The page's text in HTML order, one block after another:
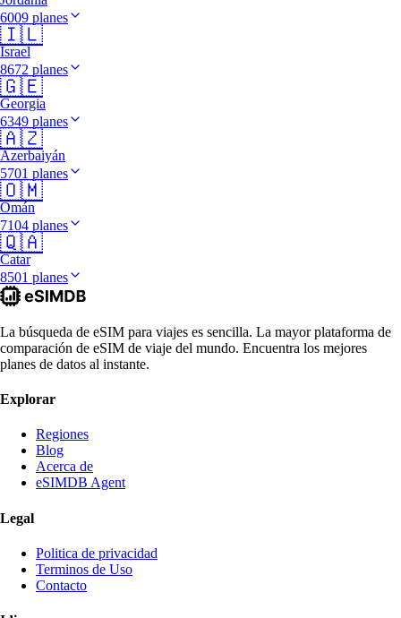
6009 planes
🇮🇱
Israel
8672 planes
🇬🇪
Georgia
6349 planes
🇦🇿
Azerbaiyán
5701 planes
🇴🇲
Omán
7104 planes
🇶🇦
Catar
8501 planes
La búsqueda de eSIM para viajes es sencilla. La mayor plataforma de
comparación de eSIM de viaje del mundo. Encuentra los mejores
planes de datos al instante.
Explorar
Regiones
Blog
Acerca de
eSIMDB Agent
Legal
Politica de privacidad
Terminos de Uso
Contacto